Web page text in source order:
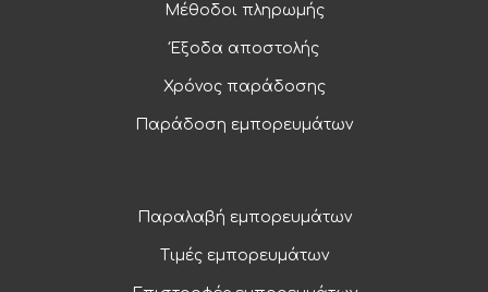
Μέθοδοι πληρωμής
Έξοδα αποστολής
Χρόνος παράδοσης
Παράδοση εμπορευμάτων
Παραλαβή εμπορευμάτων
Τιμές εμπορευμάτων